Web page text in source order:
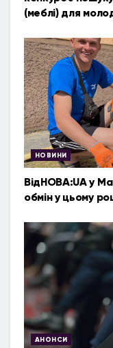
(меблі) для
НОВИНИ
ВідНОВА:UA у
обмін у цьому
АНОНСИ